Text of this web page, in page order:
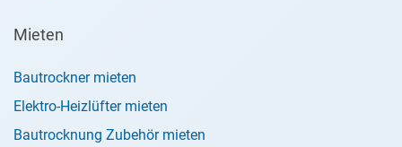
Mieten
Bautrockner mieten
Elektro-Heizlüfter mieten
Bautrocknung Zubehör mieten